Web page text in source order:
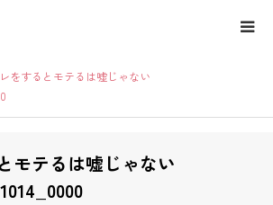
をするとモテるは嘘じゃない
モテるは嘘じゃない